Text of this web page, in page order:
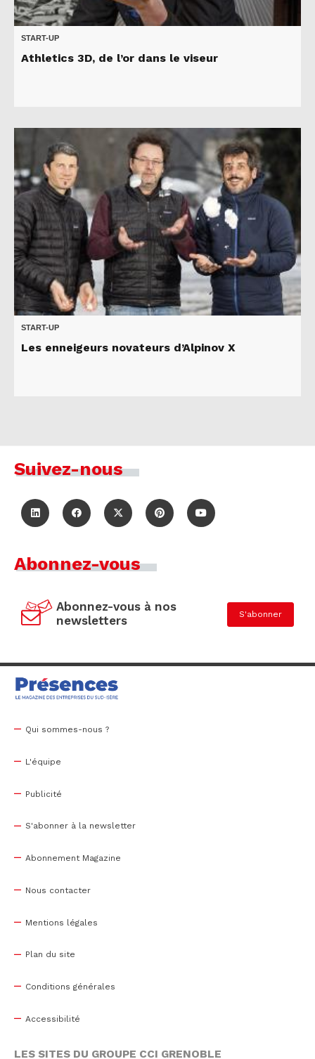
START-UP
Athletics 3D, de l’or dans le viseur
START-UP
Les enneigeurs novateurs d’Alpinov X
Suivez-nous
Abonnez-vous
Abonnez-vous à nos
newsletters
S'abonner
Qui sommes-nous ?
L'équipe
Publicité
S'abonner à la newsletter
Abonnement Magazine
Nous contacter
Mentions légales
Plan du site
Conditions générales
Accessibilité
LES SITES DU GROUPE CCI GRENOBLE